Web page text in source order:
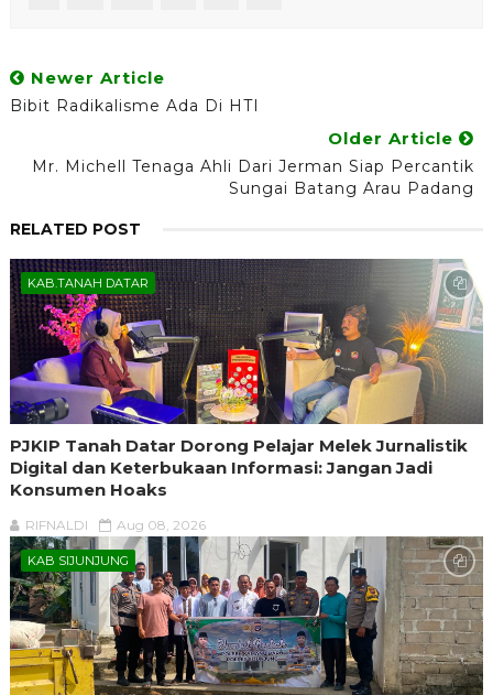
Newer Article
Bibit Radikalisme Ada Di HTI
Older Article
Mr. Michell Tenaga Ahli Dari Jerman Siap Percantik
Sungai Batang Arau Padang
RELATED POST
KAB.TANAH DATAR
PJKIP Tanah Datar Dorong Pelajar Melek Jurnalistik
Digital dan Keterbukaan Informasi: Jangan Jadi
Konsumen Hoaks
RIFNALDI Aug 08, 2026
KAB SIJUNJUNG